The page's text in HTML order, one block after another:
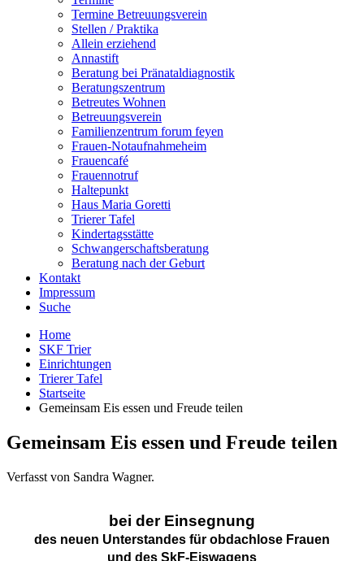
Termine Betreuungsverein
Stellen / Praktika
Allein erziehend
Annastift
Beratung bei Pränataldiagnostik
Beratungszentrum
Betreutes Wohnen
Betreuungsverein
Familienzentrum forum feyen
Frauen-Notaufnahmeheim
Frauencafé
Frauennotruf
Haltepunkt
Haus Maria Goretti
Trierer Tafel
Kindertagsstätte
Schwangerschaftsberatung
Beratung nach der Geburt
Kontakt
Impressum
Suche
Home
SKF Trier
Einrichtungen
Trierer Tafel
Startseite
Gemeinsam Eis essen und Freude teilen
Gemeinsam Eis essen und Freude teilen
Verfasst von Sandra Wagner.
bei der Einsegnung
des neuen Unterstandes für obdachlose Frauen
und des SkF-Eiswagens